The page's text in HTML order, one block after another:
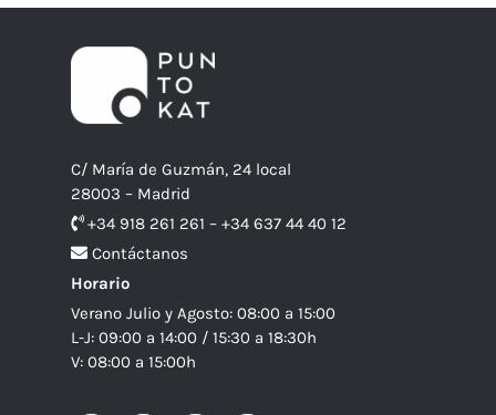
C/ María de Guzmán, 24 local
28003 – Madrid
+34 918 261 261 – +34 637 44 40 12
Contáctanos
Horario
Verano Julio y Agosto: 08:00 a 15:00
L-J: 09:00 a 14:00 / 15:30 a 18:30h
V: 08:00 a 15:00h